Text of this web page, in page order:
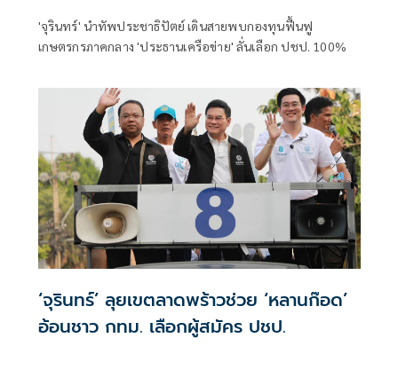
'จุรินทร์' นำทัพประชาธิปัตย์ เดินสายพบกองทุนฟื้นฟู
เกษตรกรภาคกลาง 'ประธานเครือข่าย' ลั่นเลือก ปชป. 100%
‘จุรินทร์’ ลุยเขตลาดพร้าวช่วย ‘หลานก๊อด’
อ้อนชาว กทม. เลือกผู้สมัคร ปชป.